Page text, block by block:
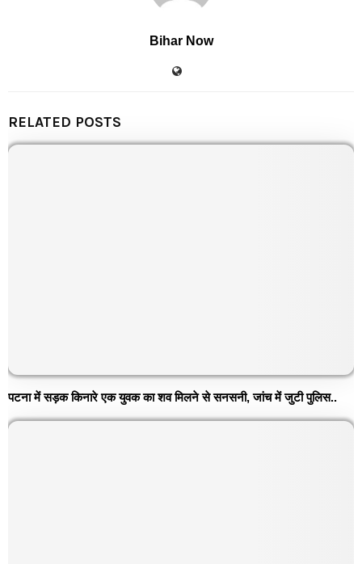
Bihar Now
RELATED POSTS
पटना में सड़क किनारे एक युवक का शव मिलने से सनसनी, जांच में जुटी पुलिस..